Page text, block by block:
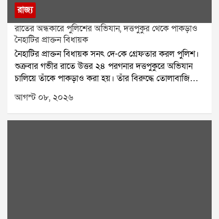
রাজ্য
রাতের অন্ধকারে পুলিশের অভিযান, দত্তপুকুর থেকে পাকড়াও
নৈহাটির প্রাক্তন বিধায়ক
নৈহাটির প্রাক্তন বিধায়ক সনৎ দে-কে গ্রেফতার করল পুলিশ।
শুক্রবার গভীর রাতে উত্তর ২৪ পরগনার দত্তপুকুরে অভিযান
চালিয়ে তাঁকে পাকড়াও করা হয়। তাঁর বিরুদ্ধে তোলাবাজি
এবং ভোট পরবর্তী হিংসার অভিযোগ রয়েছে বলে পুলিশ সূত্রে
জানা গিয়েছে। শনিবার তাঁকে বারাকপুর আদালতে তোলা
হবে।২০২৪ সালের উপনির্বাচনে নৈহাটি বিধানসভা কেন্দ্র
আগস্ট ০৮, ২০২৬